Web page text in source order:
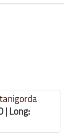
| Long: